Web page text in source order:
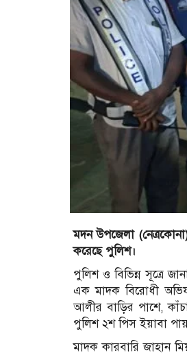
মদন উপজেলা
করেছে পুলিশ।
পুলিশ ও বিভিন্ন সূত্রে
এক মাদক বিরোধী
আলীর বাড়ির পাশে,
পুলিশ ২শ পিস ইয়াবা
মাদক কারবারি জাহান